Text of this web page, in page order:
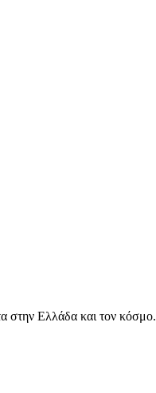
στην Ελλάδα και τον κόσμο.